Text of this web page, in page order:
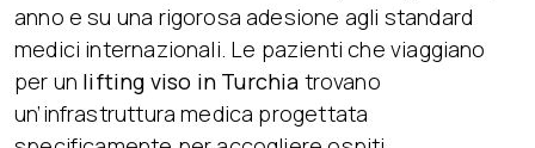
anno e su una rigorosa adesione agli standard
medici internazionali. Le pazienti che viaggiano
per un lifting viso in Turchia trovano
un’infrastruttura medica progettata